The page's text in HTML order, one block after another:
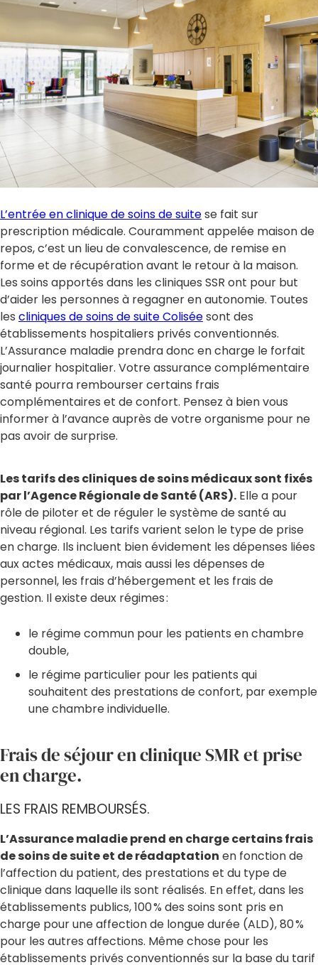
L’entrée en clinique de soins de suitese fait sur
prescription médicale. Couramment appelée maison de
repos, c’est un lieu de convalescence, de remise en
forme et de récupération avant le retour à la maison.
Les soins apportés dans les cliniques SSR ont pour but
d’aider les personnes à regagner en autonomie. Toutes
les cliniques de soins de suite Coliséesont des
établissements hospitaliers privés conventionnés.
L’Assurance maladie prendra donc en charge le forfait
journalier hospitalier. Votre assurance complémentaire
santé pourra rembourser certains frais
complémentaires et de confort. Pensez à bien vous
informer à l’avance auprès de votre organisme pour ne
pas avoir de surprise.
Les tarifs des cliniques de soins médicaux sont fixés
par l’Agence Régionale de Santé (ARS). Elle a pour
rôle de piloter et de réguler le système de santé au
niveau régional. Les tarifs varient selon le type de prise
en charge. Ils incluent bien évidement les dépenses liées
aux actes médicaux, mais aussi les dépenses de
personnel, les frais d’hébergement et les frais de
gestion. Il existe deux régimes :
le régime commun pour les patients en chambre
double,
le régime particulier pour les patients qui
souhaitent des prestations de confort, par exemple
une chambre individuelle.
Frais de séjour en clinique SMR et prise
en charge.
LES FRAIS REMBOURSÉS.
L’Assurance maladie prend en charge certains frais
de soins de suite et de réadaptation en fonction de
l’affection du patient, des prestations et du type de
clinique dans laquelle ils sont réalisés. En effet, dans les
établissements publics, 100 % des soins sont pris en
charge pour une affection de longue durée (ALD), 80 %
pour les autres affections. Même chose pour les
établissements privés conventionnés sur la base du tarif